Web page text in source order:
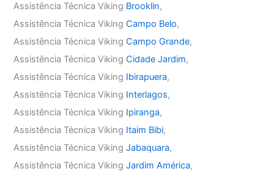
Assistência Técnica Viking Brooklin,
Assistência Técnica VikingCampo Belo,
Assistência Técnica VikingCampo Grande,
Assistência Técnica VikingCidade Jardim,
Assistência Técnica Viking Ibirapuera,
Assistência Técnica Viking Interlagos,
Assistência Técnica Viking Ipiranga,
Assistência Técnica Viking Itaim Bibi,
Assistência Técnica VikingJabaquara,
Assistência Técnica VikingJardim América,